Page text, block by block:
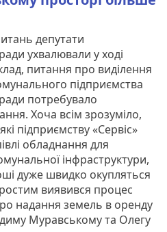
депутати
ухвалювали у ході
питання про виділення
підприємства
потребувало
Хоча всім зрозуміло,
підприємству «Сервіс»
обладнання для
інфраструктури,
дуже швидко окупляться
виявився процес
надання земель в оренду
Муравському та Олегу